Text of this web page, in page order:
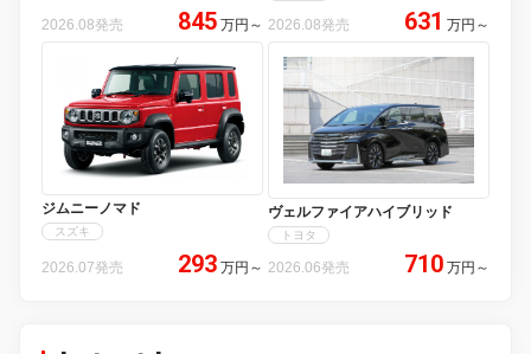
2026.08発売 845 万円 ～ 2026.08発売 631 万円 ～
ジムニーノマド
スズキ
2026.07発売 293 万円 ～
ヴェルファイアハイブリッド
トヨタ
2026.06発売 710 万円 ～